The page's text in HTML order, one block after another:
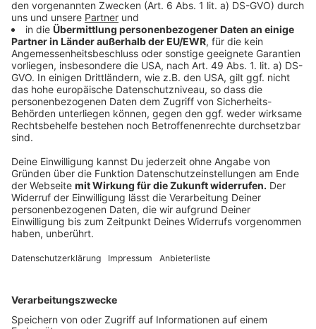
Hälfte der Masse darauf verteilen. Mit Honigbrot
abdecken, mit Likör tränken und die restliche
Masse glatt aufstreichen. Kühl stellen.
Den Apfelsaft aufkochen, den Teebeutel 5
Minuten ziehen lassen und entfernen. Die Gelatine
einweichen, gut ausdrücken und in dem Tee
auflösen.
Das Gelee handwarm vorsichtig auf dem kalten
lassen.
Anzeige
Das ist der Kitchen Club by Nelson Müller
Anzeige